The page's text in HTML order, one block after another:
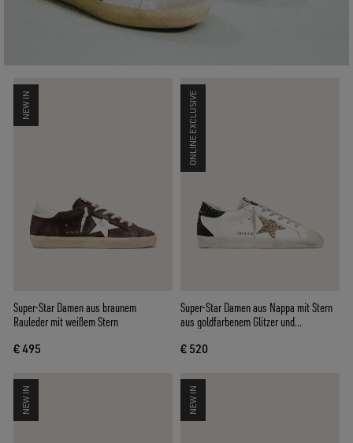
NEW IN
Super-Star Damen aus braunem
Rauleder mit weißem Stern
€ 495
ONLINE EXCLUSIVE
Super-Star Damen aus Nappa mit Stern
aus goldfarbenem Glitzer und
€ 520
NEW IN NEW IN